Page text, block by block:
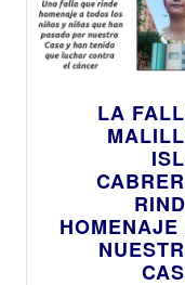
LA
HOMENAJE